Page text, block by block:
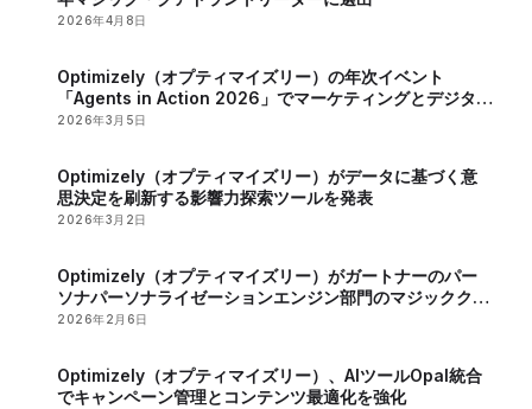
2026年4月8日
Optimizely（オプティマイズリー）の年次イベント
「Agents in Action 2026」でマーケティングとデジタル
戦略におけるAIの役割が明らかに
2026年3月5日
Optimizely（オプティマイズリー）がデータに基づく意
思決定を刷新する影響力探索ツールを発表
2026年3月2日
Optimizely（オプティマイズリー）がガートナーのパー
ソナパーソナライゼーションエンジン部門のマジッククア
ドラントで2年連続のリーダーに認定
2026年2月6日
Optimizely（オプティマイズリー）、AIツールOpal統合
でキャンペーン管理とコンテンツ最適化を強化